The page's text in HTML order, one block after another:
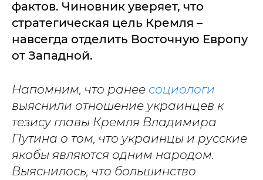
фактов. Чиновник уверяет, что
стратегическая цель Кремля –
навсегда отделить Восточную Европу
от Западной.
Напомним, что ранее социологи
выяснили отношение украинцев к
тезису главы Кремля Владимира
Путина о том, что украинцы и русские
якобы являются одним народом.
Выяснилось, что большинство